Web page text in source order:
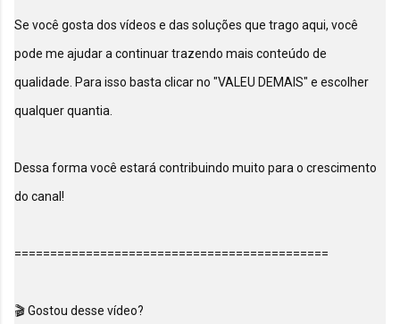
Se você gosta dos vídeos e das soluções que trago aqui, você
pode me ajudar a continuar trazendo mais conteúdo de
qualidade. Para isso basta clicar no "VALEU DEMAIS" e escolher
qualquer quantia.
Dessa forma você estará contribuindo muito para o crescimento
do canal!
============================================
🎬 Gostou desse vídeo?